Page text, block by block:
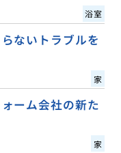
浴室
ないトラブルを
家
ーム会社の新た
家